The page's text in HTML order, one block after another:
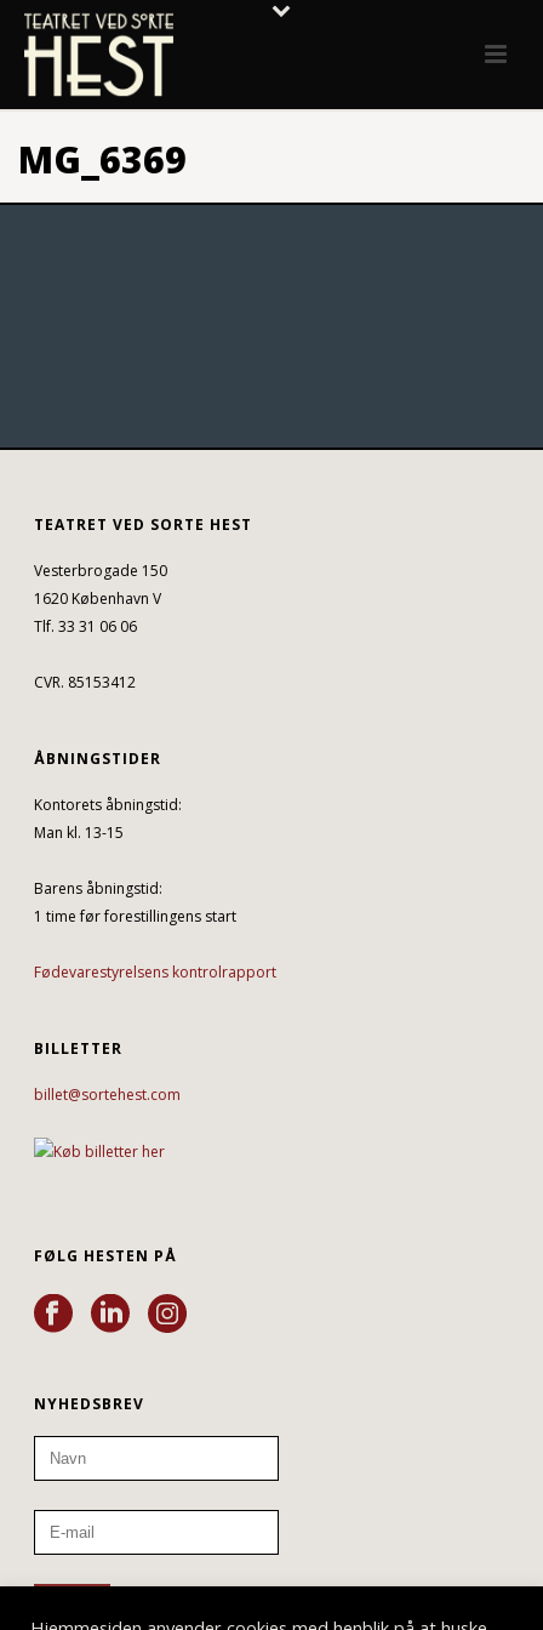
MG_6369
TEATRET VED SORTE HEST
Vesterbrogade 150
1620 København V
Tlf. 33 31 06 06
CVR. 85153412
ÅBNINGSTIDER
Kontorets åbningstid:
Man kl. 13-15
Barens åbningstid:
1 time før forestillingens start
Fødevarestyrelsens kontrolrapport
BILLETTER
billet@sortehest.com
FØLG HESTEN PÅ
NYHEDSBREV